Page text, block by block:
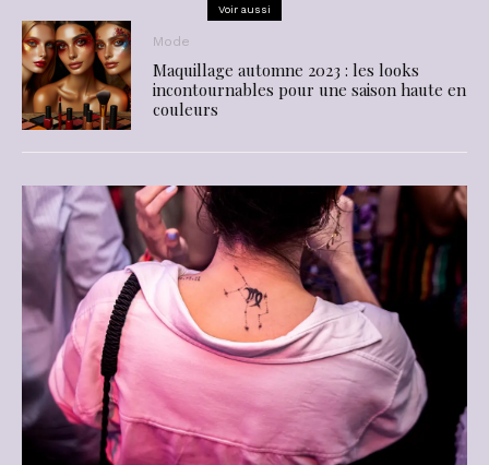
Voir aussi
Mode
Maquillage automne 2023 : les looks
incontournables pour une saison haute en
couleurs